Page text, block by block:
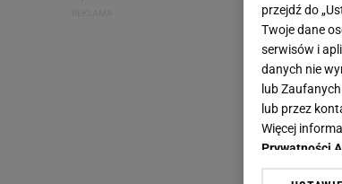
przejdź do
Twoje dane
serwisów i
danych nie
lub
lub przez
Więcej
Prywatności